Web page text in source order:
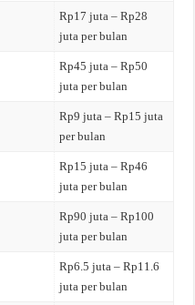
Rp17 juta – Rp28
juta per bulan
Rp45 juta – Rp50
juta per bulan
Rp9 juta – Rp15 juta
per bulan
Rp15 juta – Rp46
juta per bulan
Rp90 juta – Rp100
juta per bulan
Rp6.5 juta – Rp11.6
juta per bulan